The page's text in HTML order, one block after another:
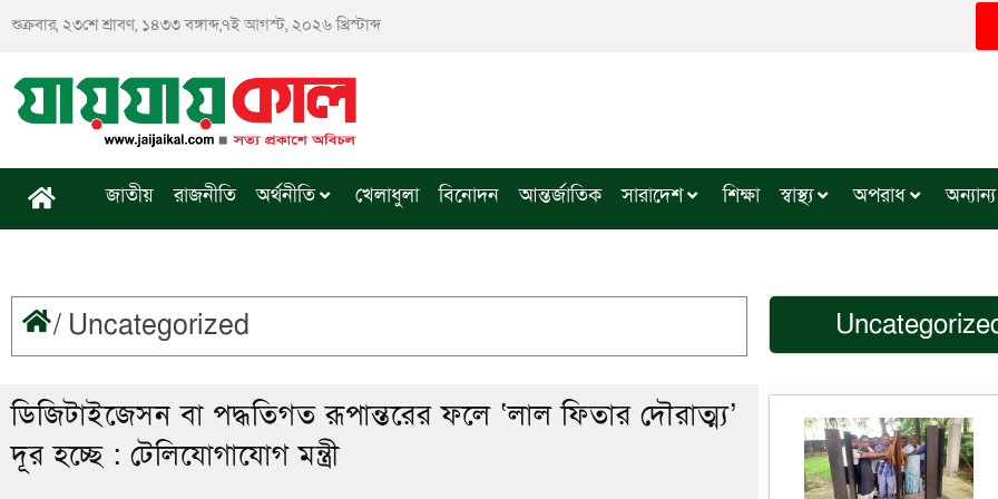
শুক্রবার, ২৩শে শ্রাবণ, ১৪৩৩ বঙ্গাব্দ,৭ই আগস্ট, ২০২৬ খ্রিস্টাব্দ
জাতীয় রাজনীতি অর্থনীতি খেলাধুলা বিনোদন আন্তর্জাতিক সারাদেশ শিক্ষা স্বাস্থ্য অপরাধ অন্যান্য
/ Uncategorized
ডিজিটাইজেসন বা পদ্ধতিগত রূপান্তরের ফলে ‘লাল ফিতার দৌরাত্ম্য’
দূর হচ্ছে : টেলিযোগাযোগ মন্ত্রী